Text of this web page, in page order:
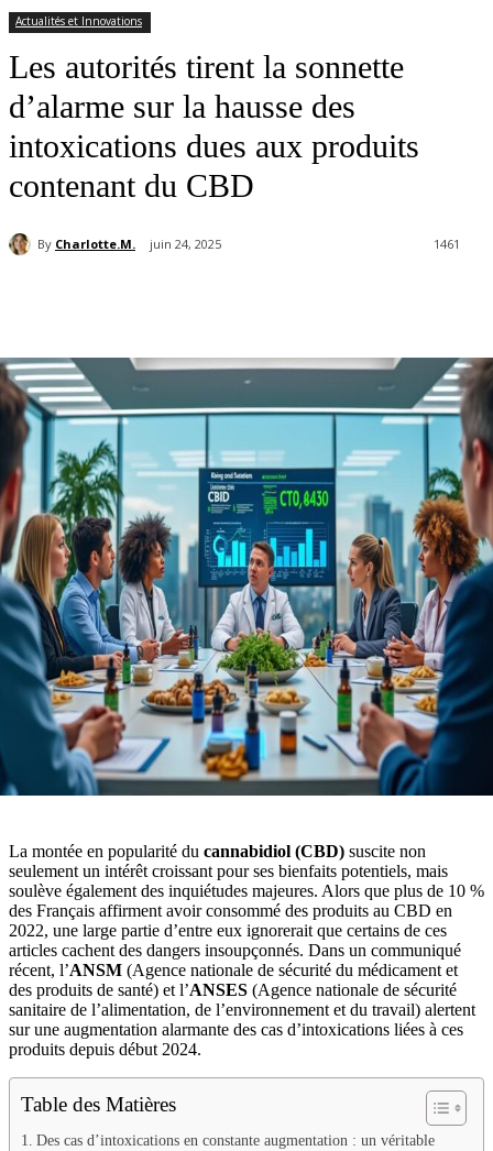
Actualités et Innovations
Les autorités tirent la sonnette
d’alarme sur la hausse des
intoxications dues aux produits
contenant du CBD
By Charlotte.M. juin 24, 2025 1461
La montée en popularité du cannabidiol (CBD) suscite non
seulement un intérêt croissant pour ses bienfaits potentiels, mais
soulève également des inquiétudes majeures. Alors que plus de 10 %
des Français affirment avoir consommé des produits au CBD en
2022, une large partie d’entre eux ignorerait que certains de ces
articles cachent des dangers insoupçonnés. Dans un communiqué
récent, l’ANSM (Agence nationale de sécurité du médicament et
des produits de santé) et l’ANSES (Agence nationale de sécurité
sanitaire de l’alimentation, de l’environnement et du travail) alertent
sur une augmentation alarmante des cas d’intoxications liées à ces
produits depuis début 2024.
Table des Matières
Des cas d’intoxications en constante augmentation : un véritable